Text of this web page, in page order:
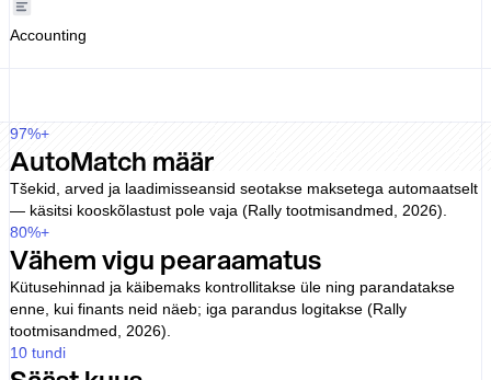
Accounting
97%+
AutoMatch määr
Tšekid, arved ja laadimisseansid seotakse maksetega automaatselt
— käsitsi kooskõlastust pole vaja (Rally tootmisandmed, 2026).
80%+
Vähem vigu pearaamatus
Kütusehinnad ja käibemaks kontrollitakse üle ning parandatakse
enne, kui finants neid näeb; iga parandus logitakse (Rally
tootmisandmed, 2026).
10tundi